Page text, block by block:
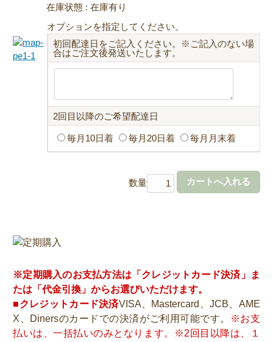
在庫状態 : 在庫有り
オプションを指定してください。
初回配達日をご記入ください。※ご記入のない場
合はご注文後発送いたします。
2回目以降のご希望配達日
毎月10日着 毎月20日着 毎月月末着
数量
※定期購入のお支払方法は「クレジットカード決済」ま
たは「代金引換」からお選びいただけます。
■クレジットカード決済VISA、Mastercard、JCB、AME
X、Dinersのカードでの決済がご利用可能です。
※お支
払いは、一括払いのみとなります。※2回目以降は、１